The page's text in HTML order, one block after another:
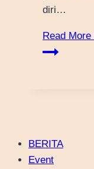
diri…
Read More
BERITA
Event